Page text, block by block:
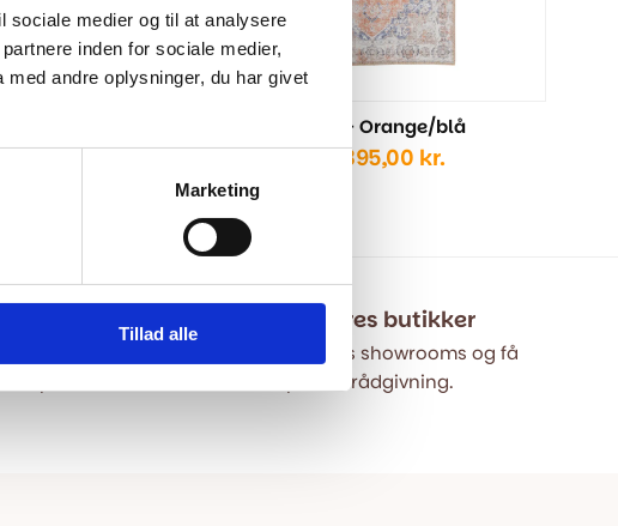
sociale medier og til at analysere
inden for sociale medier,
andre oplysninger, du har givet
Marketing
Tillad alle
Havana Tæppe - Orange/blå
995,00kr.–1.395,00 kr.
Besøg vores butikker
Besøg vores showrooms og få
kompetent rådgivning.